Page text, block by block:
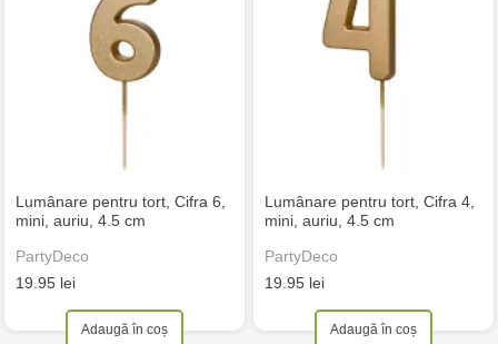
Lumânare pentru tort, Cifra 6,
mini, auriu, 4.5 cm
PartyDeco
19.95 lei
Adaugă în coș
Lumânare pentru tort, Cifra 4,
mini, auriu, 4.5 cm
PartyDeco
19.95 lei
Adaugă în coș